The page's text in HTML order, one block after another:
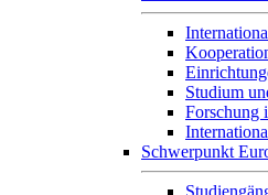
Studium
Forschung
Schwerpunkt